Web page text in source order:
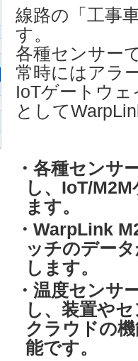
線路の「工事
す。
各種センサー
常時にはアラ
IoTゲートウ
として
・各種センサ
し、IoT/
ます。
・WarpLink
ッチのデー
します。
・温度センサ
し、装置や
クラウドの
能です。